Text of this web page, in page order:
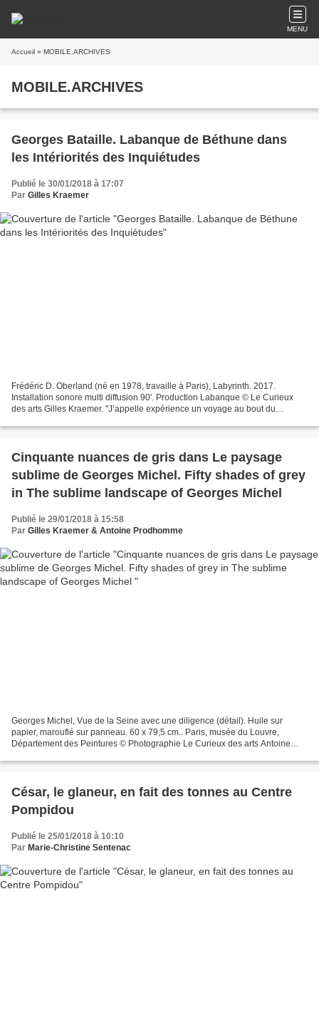
MENU
Accueil » MOBILE.ARCHIVES
MOBILE.ARCHIVES
Georges Bataille. Labanque de Béthune dans
les Intériorités des Inquiétudes
Publié le 30/01/2018 à 17:07
Par Gilles Kraemer
Frédéric D. Oberland (né en 1978, travaille à Paris), Labyrinth. 2017.
Installation sonore multi diffusion 90'. Production Labanque © Le Curieux
des arts Gilles Kraemer. "J’appelle expérience un voyage au bout du
Cinquante nuances de gris dans Le paysage
sublime de Georges Michel. Fifty shades of grey
in The sublime landscape of Georges Michel
Publié le 29/01/2018 à 15:58
Par Gilles Kraemer & Antoine Prodhomme
Georges Michel, Vue de la Seine avec une diligence (détail). Huile sur
papier, marouflé sur panneau. 60 x 79,5 cm.. Paris, musée du Louvre,
Département des Peintures © Photographie Le Curieux des arts Antoine
César, le glaneur, en fait des tonnes au Centre
Pompidou
Publié le 25/01/2018 à 10:10
Par Marie-Christine Sentenac